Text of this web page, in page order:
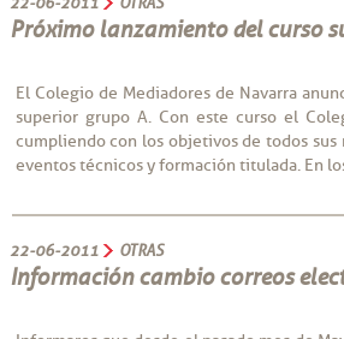
Próximo lanzamiento del curso
El Colegio de Mediadores de Navarra
superior grupo A. Con este curso el
cumpliendo con los objetivos de todos
eventos técnicos y formación titulada. En
22-06-2011 OTRAS
Información cambio correos